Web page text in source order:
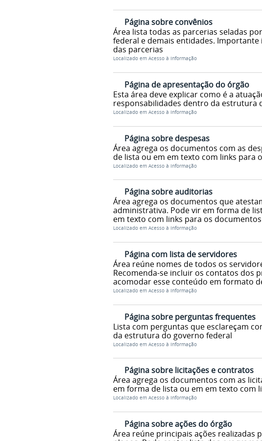
Página sobre convênios
Área lista todas as parcerias seladas
federal e demais entidades. Importante
das parcerias
Localizado em Acesso à Informação
Página de apresentação do órgão
Esta área deve explicar como é a
responsabilidades dentro da estrutura
Localizado em Acesso à Informação
Página sobre despesas
Área agrega os documentos com as
de lista ou em em texto com links para
Localizado em Acesso à Informação
Página sobre auditorias
Área agrega os documentos que
administrativa. Pode vir em forma de
em texto com links para os documentos
Localizado em Acesso à Informação
Página com lista de servidores
Área reúne nomes de todos os
Recomenda-se incluir os contatos dos
acomodar esse conteúdo em formato
Localizado em Acesso à Informação
Página sobre perguntas frequentes
Lista com perguntas que esclareçam
da estrutura do governo federal
Localizado em Acesso à Informação
Página sobre licitações e contratos
Área agrega os documentos com as
em forma de lista ou em em texto com
Localizado em Acesso à Informação
Página sobre ações do órgão
Área reúne principais ações